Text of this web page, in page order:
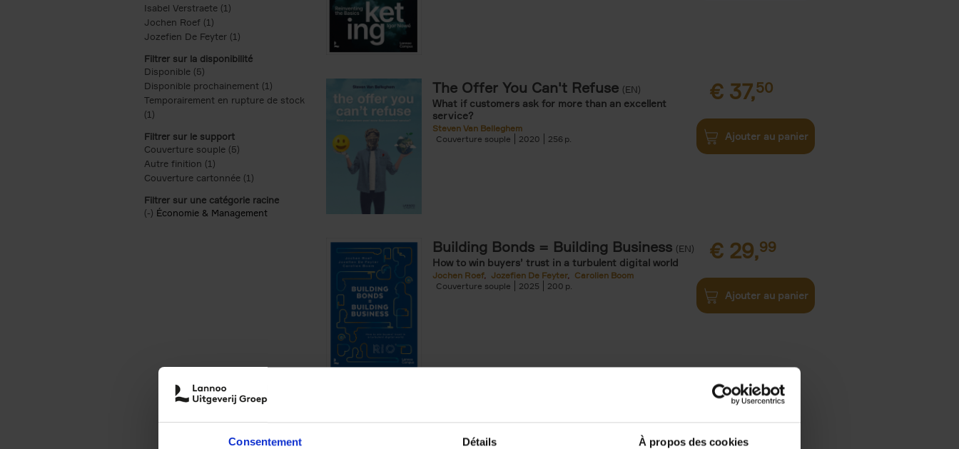
Consentement Détails À propos des cookies
Isabel Verstraete (1) Apply Isabel Verstraete filter
Jochen Roef (1)
Jozefien De Feyter (1) Apply Jozefien De Feyter filter
Filtrer sur la disponibilité
Disponible (5)
Disponible prochainement (1) Apply Disponible prochainement filter
Temporairement en rupture de stock
(1) Apply Temporairement en rupture de stock filter
Filtrer sur le support
Couverture souple (5) Apply Couverture souple filter
Autre finition (1)
Couverture cartonnée (1)
Filtrer sur une catégorie racine
(-) Remove Économie & Management filter
Économie & Management
The Offer You Can't Refuse (EN)
What if customers ask for more than an excellent
service?
Steven Van Belleghem
Couverture souple
2020 256
€ 37,50
Ajouter au panier
Building Bonds = Building Business (EN)
How to win buyers’ trust in a turbulent digital world
Jochen Roef Jozefien De Feyter
Carolien Boom
Couverture souple
2025 200
€ 29,99
Ajouter au panier
Hysteria (EN)
Develop and Implement a Winning Strategy as a
29,99